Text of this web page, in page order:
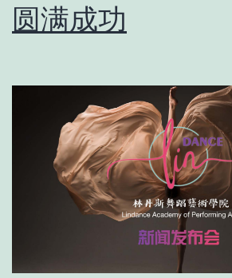
圆满成功